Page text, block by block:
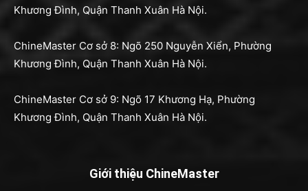
Khương Đình, Quận Thanh Xuân Hà Nội.
ChineMaster Cơ sở 8: Ngõ 250 Nguyễn Xiển, Phường
Khương Đình, Quận Thanh Xuân Hà Nội.
ChineMaster Cơ sở 9: Ngõ 17 Khương Hạ, Phường
Khương Đình, Quận Thanh Xuân Hà Nội.
Giới thiệu ChineMaster